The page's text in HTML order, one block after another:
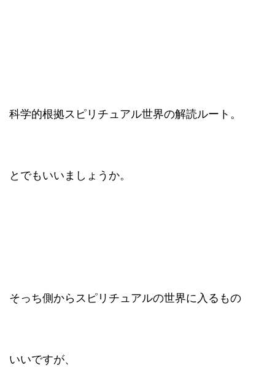
科学的根拠スピリチュアル世界の解読ルート。
とでもいいましょうか。
そっち側からスピリチュアルの世界に入るもの
いいですが、